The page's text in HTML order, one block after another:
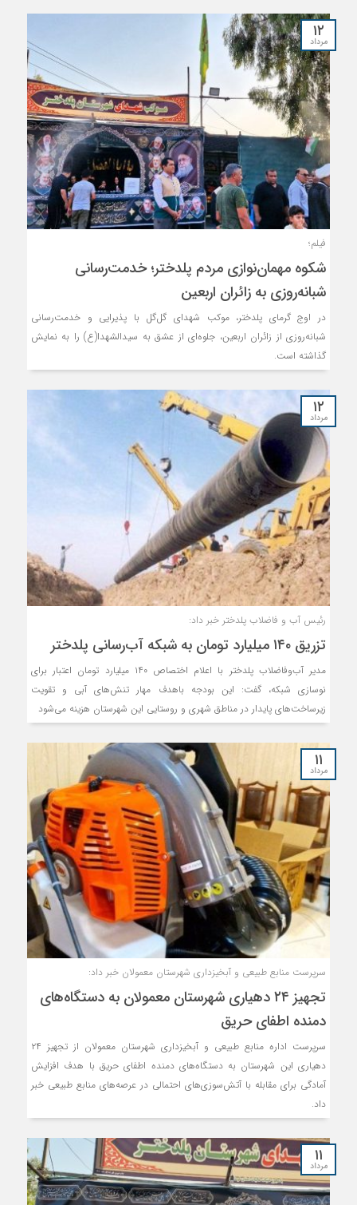
۱۲
مرداد
فیلم؛
شکوه مهمان‌نوازی مردم پلدختر؛ خدمت‌رسانی
شبانه‌روزی به زائران اربعین
در اوج گرمای پلدختر، موکب شهدای گل‌گل با پذیرایی و خدمت‌رسانی
شبانه‌روزی از زائران اربعین، جلوه‌ای از عشق به سیدالشهدا(ع) را به نمایش
گذاشته است.
۱۲
مرداد
رئیس آب و فاضلاب پلدختر خبر داد:
تزریق ۱۴۰ میلیارد تومان به شبکه آب‌رسانی پلدختر
مدیر آب‌وفاضلاب پلدختر با اعلام اختصاص ۱۴۰ میلیارد تومان اعتبار برای
نوسازی شبکه، گفت: این بودجه باهدف مهار تنش‌های آبی و تقویت
زیرساخت‌های پایدار در مناطق شهری و روستایی این شهرستان هزینه می‌شود
۱۱
مرداد
سرپرست منابع طبیعی و آبخیزداری شهرستان معمولان خبر داد:
تجهیز ۲۴ دهیاری شهرستان معمولان به دستگاه‌های
دمنده اطفای حریق
سرپرست اداره منابع طبیعی و آبخیزداری شهرستان معمولان از تجهیز ۲۴
دهیاری این شهرستان به دستگاه‌های دمنده اطفای حریق با هدف افزایش
آمادگی برای مقابله با آتش‌سوزی‌های احتمالی در عرصه‌های منابع طبیعی خبر
داد.
۱۱
مرداد